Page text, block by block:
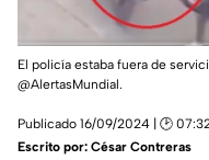
El policía estaba fuera de
@AlertasMundial.
Publicado 16/09/2024 | 🕑
Escrito por: César Contreras